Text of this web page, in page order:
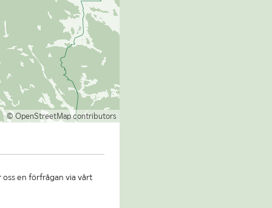
© OpenStreetMap contributors
en förfrågan via vårt